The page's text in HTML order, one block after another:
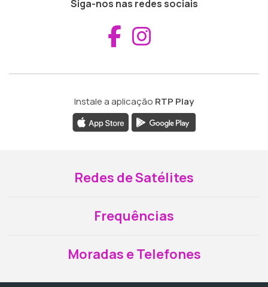
Siga-nos nas redes sociais
Aceder ao
Instale a aplicação RTP Play
Redes de Satélites
Frequências
Moradas e Telefones